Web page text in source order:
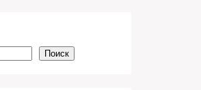
Поиск